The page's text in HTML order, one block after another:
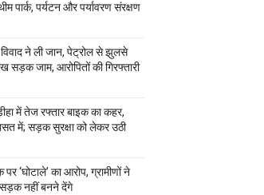
पार्क, पर्यटन और पर्यावरण संरक्षण
ने ली जान, पेट्रोल से झुलसे
सड़क जाम, आरोपितों की गिरफ्तारी
में तेज रफ्तार बाइक का कहर,
में; सड़क सुरक्षा को लेकर उठी
‘घोटाले’ का आरोप, ग्रामीणों ने
सड़क नहीं बनने देंगे